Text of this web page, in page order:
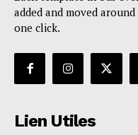
added and moved
one click.
Lien Utiles